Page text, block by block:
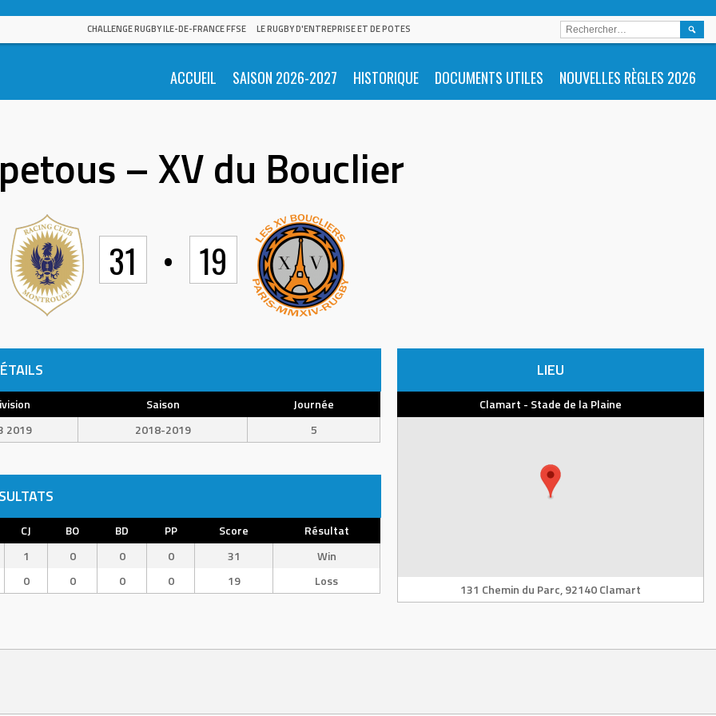
CHALLENGE RUGBY ILE-DE-FRANCE FFSE LE RUGBY D'ENTREPRISE ET DE POTES
ACCUEIL SAISON 2026-2027 HISTORIQUE DOCUMENTS UTILES NOUVELLES RÈGLES 2026
– XV du Bouclier
31 • 19
Saison
Journée
2019 2018-2019 5
LIEU
Clamart - Stade de la Plaine
131 Chemin du Parc, 92140 Clamart
CJ BO BD PP Score
Résultat
1 0 0 0 31
Win
0 0 0 0 19 Loss